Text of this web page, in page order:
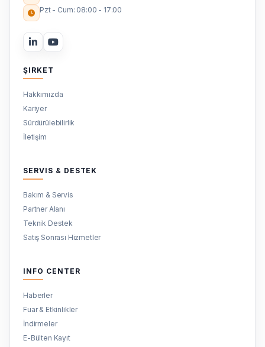
Pzt - Cum: 08:00 - 17:00
ŞIRKET
Hakkımızda
Kariyer
Sürdürülebilirlik
İletişim
SERVIS & DESTEK
Bakım & Servis
Partner Alanı
Teknik Destek
Satış Sonrası Hizmetler
INFO CENTER
Haberler
Fuar & Etkinlikler
İndirmeler
E-Bülten Kayıt